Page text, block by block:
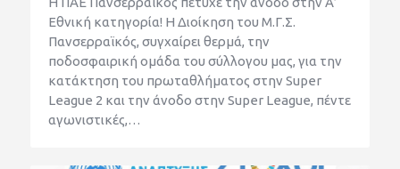
Εθνική κατηγορία! Η Διοίκηση του Μ.Γ.Σ.
Πανσερραϊκός, συγχαίρει θερμά, την
ποδοσφαιρική ομάδα του σύλλογου μας, για την
κατάκτηση του πρωταθλήματος στην Super
League 2 και την άνοδο στην Super League, πέντε
αγωνιστικές,…